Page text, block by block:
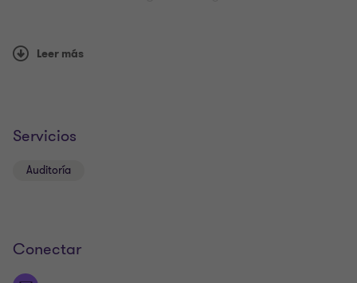
especialización en aspectos contables en Grant
Español, Inglés
Leer más
Servicios
Auditoría
Conectar